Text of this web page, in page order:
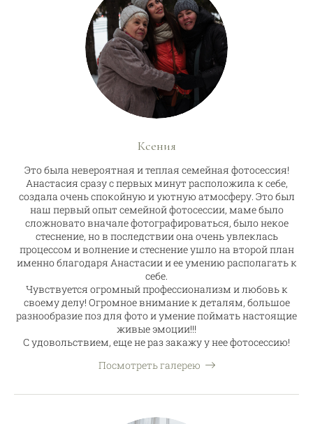
Ксения
Это была невероятная и теплая семейная фотосессия!
Анастасия сразу с первых минут расположила к себе,
создала очень спокойную и уютную атмосферу. Это был
наш первый опыт семейной фотосессии, маме было
сложновато вначале фотографироваться, было некое
стеснение, но в последствии она очень увлеклась
процессом и волнение и стеснение ушло на второй план
именно благодаря Анастасии и ее умению располагать к
себе.
Чувствуется огромный профессионализм и любовь к
своему делу! Огромное внимание к деталям, большое
разнообразие поз для фото и умение поймать настоящие
живые эмоции!!!
С удовольствием, еще не раз закажу у нее фотосессию!
Посмотреть галерею